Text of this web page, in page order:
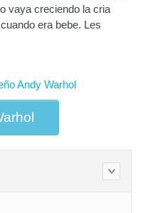
vaya creciendo la cria
era bebe. Les
Andy Warhol